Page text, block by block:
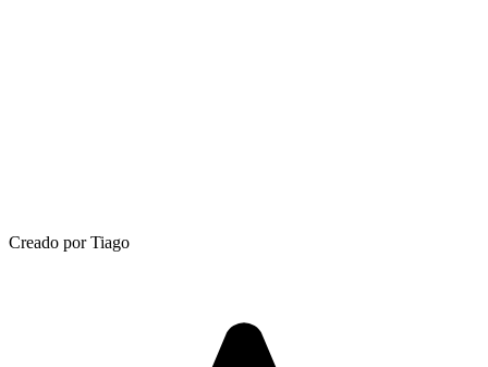
Creado por Tiago